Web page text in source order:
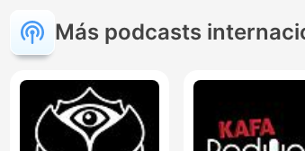
Más podcasts